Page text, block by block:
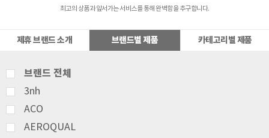
최고의 상품과 앞서가는 서비스를 통해 완벽함을 추구합니다.
제휴 브랜드 소개 브랜드별 제품 카테고리별 제품
브랜드 전체
3nh
ACO
AEROQUAL